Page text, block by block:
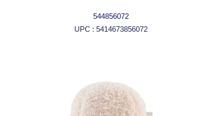
544856072
UPC : 5414673856072